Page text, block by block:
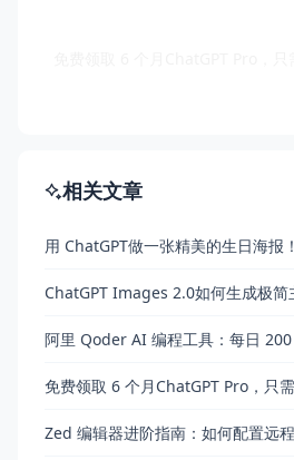
相关文章
用 ChatGPT做一张精美的生日海报！